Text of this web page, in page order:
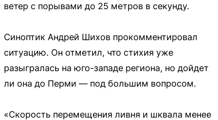
ветер с порывами до 25 метров в секунду.
Синоптик Андрей Шихов прокомментировал
ситуацию. Он отметил, что стихия уже
разыгралась на юго-западе региона, но дойдет
ли она до Перми — под большим вопросом.
«Скорость перемещения ливня и шквала менее